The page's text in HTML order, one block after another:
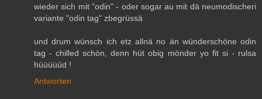
wieder sich mit "odin" - oder sogar au mit dä neumodischeri
variante "odin tag" zbegrüssä
und drum wünsch ich etz allnä no än wünderschöne odin
tag - chilled schön, denn hüt obig mönder yo fit si - rulsa
hüüüüüd !
Antworten